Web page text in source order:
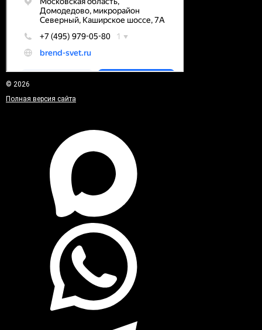
© 2026
Полная версия сайта